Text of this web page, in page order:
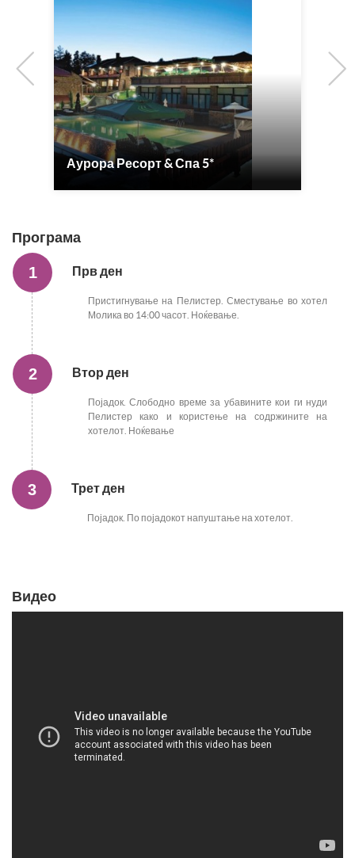
Аурора Ресорт & Спа 5*
Previous
Програма
1 Прв ден
Пристигнување на Пелистер. Сместување во хотел
Молика во 14:00 часот. Ноќевање.
2 Втор ден
Појадок. Слободно време за убавините кои ги нуди
Пелистер како и користење на содржините на
хотелот. Ноќевање
3 Трет ден
Појадок. По појадокот напуштање на хотелот.
Видео